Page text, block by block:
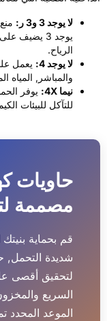
لا يوجد 3 و3 ر:
منع
يوجد 3 يضيف
الرياح.
لا يوجد 4:
يعمل على
والمباشر, المياه
نيما 4X:
للتآكل للبيئات
حاويات
مصممة
قم بحماية بنيتك
شديدة التحمل,
لتحقيق أقصى
السريع
الموعد المحدد